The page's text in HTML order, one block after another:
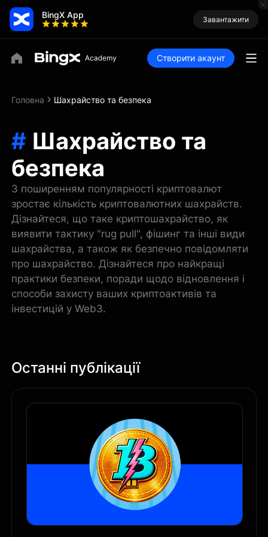
BingX App Завантажити
Створити акаунт
Головна Шахрайство та безпека
# Шахрайство та
безпека
З поширенням популярності криптовалют
зростає кількість криптовалютних шахрайств.
Дізнайтеся, що таке криптошахрайство, як
виявити тактику "rug pull", фішинг та інші види
шахрайства, а також як безпечно повідомляти
про шахрайство. Дізнайтеся про найкращі
практики безпеки, поради щодо відновлення і
способи захисту ваших криптоактивів та
інвестицій у Web3.
Останні публікації